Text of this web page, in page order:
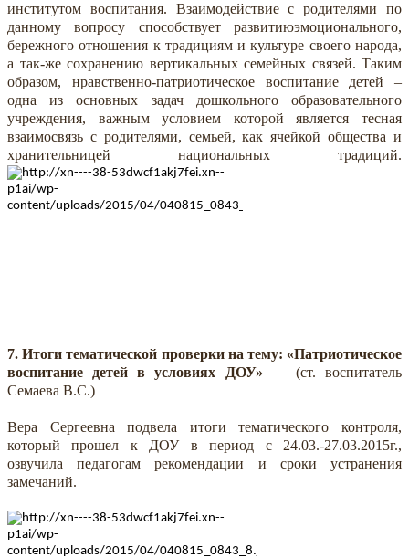
институтом воспитания. Взаимодействие с родителями по
данному вопросу способствует развитиюэмоционального,
бережного отношения к традициям и культуре своего народа,
а так-же сохранению вертикальных семейных связей. Таким
образом, нравственно-патриотическое воспитание детей –
одна из основных задач дошкольного образовательного
учреждения, важным условием которой является тесная
взаимосвязь с родителями, семьей, как ячейкой общества и
хранительницей национальных традиций.
7. Итоги тематической проверки на тему: «Патриотическое
воспитание детей в условиях ДОУ» — (ст. воспитатель
Семаева В.С.)
Вера Сергеевна подвела итоги тематического контроля,
который прошел к ДОУ в период с 24.03.-27.03.2015г.,
озвучила педагогам рекомендации и сроки устранения
замечаний.